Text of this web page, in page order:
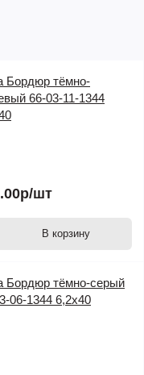
Бордюр тёмно-
66-03-11-1344
/шт
В корзину
Бордюр тёмно-серый
06-1344 6,2х40